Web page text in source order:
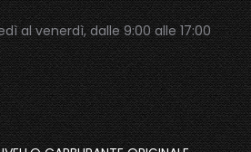
al venerdì, dalle 9:00 alle 17:00